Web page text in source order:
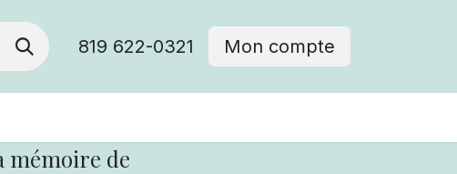
819 622-0321 Mon compte
mémoire de